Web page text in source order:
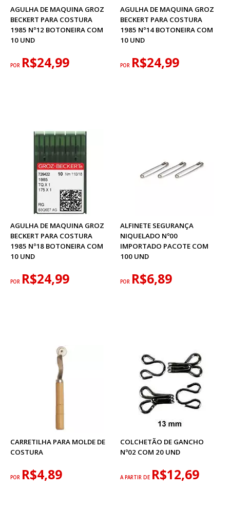
AGULHA DE MAQUINA GROZ
BECKERT PARA COSTURA
1985 Nº12 BOTONEIRA COM
10 UND
POR R$24,99
AGULHA DE MAQUINA GROZ
BECKERT PARA COSTURA
1985 Nº14 BOTONEIRA COM
10 UND
POR R$24,99
AGULHA DE MAQUINA GROZ
BECKERT PARA COSTURA
1985 Nº18 BOTONEIRA COM
10 UND
POR R$24,99
ALFINETE SEGURANÇA
NIQUELADO Nº00
IMPORTADO PACOTE COM
100 UND
POR R$6,89
CARRETILHA PARA MOLDE DE
COSTURA
POR R$4,89
COLCHETÃO DE GANCHO
Nº02 COM 20 UND
A PARTIR DE R$12,69